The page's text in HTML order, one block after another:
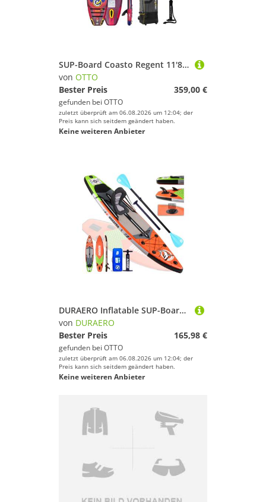
SUP-Board Coasto Regent 11'8 Odyssey SUP Board aufblasbar Set 355x86cm ISUP
von OTTO
Bester Preis
359,00 €
gefunden bei OTTO
zuletzt überprüft am 06.08.2026 um 12:04; der
Preis kann sich seitdem geändert haben.
Keine weiteren Anbieter
DURAERO Inflatable SUP-Board Stand up Paddle Board Aufblasbare SUP Board Set,330x76x15cm,Rot
von DURAERO
Bester Preis
165,98 €
gefunden bei OTTO
zuletzt überprüft am 06.08.2026 um 12:04; der
Preis kann sich seitdem geändert haben.
Keine weiteren Anbieter